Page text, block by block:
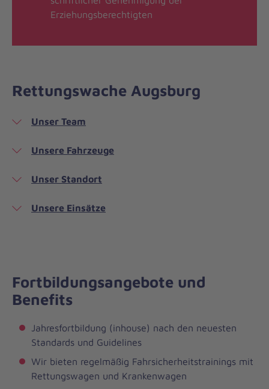
Erziehungsberechtigten
Rettungswache Augsburg
Unser Team
Unsere Fahrzeuge
Unser Standort
Unsere Einsätze
Fortbildungsangebote und
Benefits
Jahresfortbildung (inhouse) nach den neuesten
Standards und Guidelines
Wir bieten regelmäßig Fahrsicherheitstrainings mit
Rettungswagen und Krankenwagen